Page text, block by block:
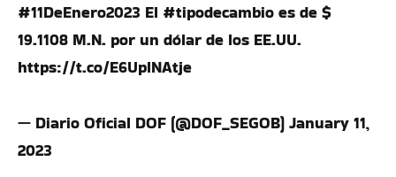
#11DeEnero2023 El #tipodecambio es de $
19.1108 M.N. por un dólar de los EE.UU.
https://t.co/E6UpINAtje
— Diario Oficial DOF (@DOF_SEGOB) January 11,
2023